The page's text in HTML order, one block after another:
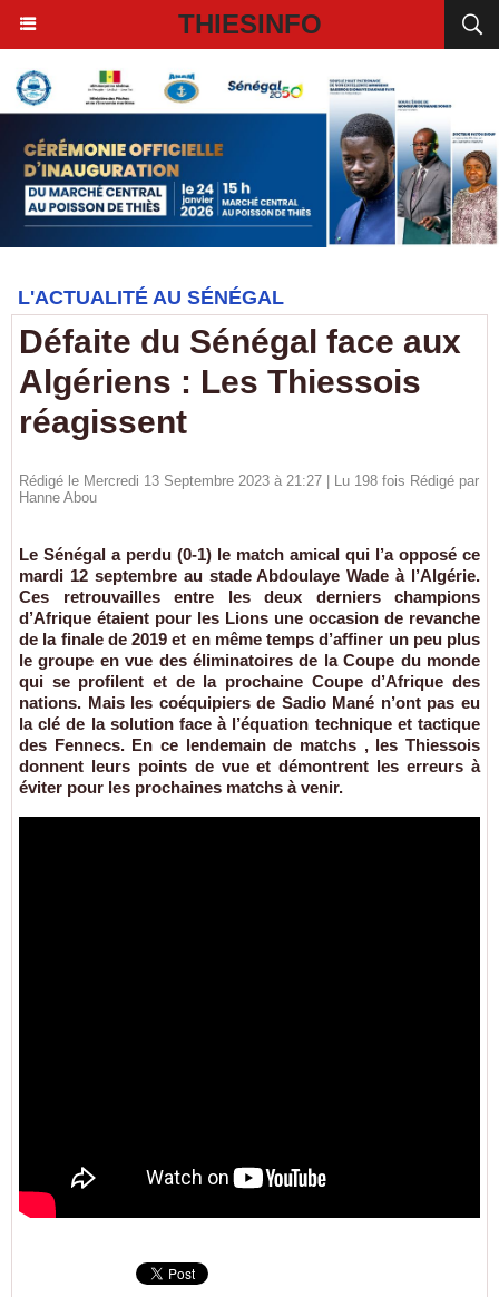
THIESINFO
L'ACTUALITÉ AU SÉNÉGAL
Défaite du Sénégal face aux
Algériens : Les Thiessois
réagissent
Rédigé le Mercredi 13 Septembre 2023 à 21:27 | Lu 198 fois Rédigé par
Hanne Abou
Le Sénégal a perdu (0-1) le match amical qui l’a opposé ce
mardi 12 septembre au stade Abdoulaye Wade à l’Algérie.
Ces retrouvailles entre les deux derniers champions
d’Afrique étaient pour les Lions une occasion de revanche
de la finale de 2019 et en même temps d’affiner un peu plus
le groupe en vue des éliminatoires de la Coupe du monde
qui se profilent et de la prochaine Coupe d’Afrique des
nations. Mais les coéquipiers de Sadio Mané n’ont pas eu
la clé de la solution face à l’équation technique et tactique
des Fennecs. En ce lendemain de matchs , les Thiessois
donnent leurs points de vue et démontrent les erreurs à
éviter pour les prochaines matchs à venir.